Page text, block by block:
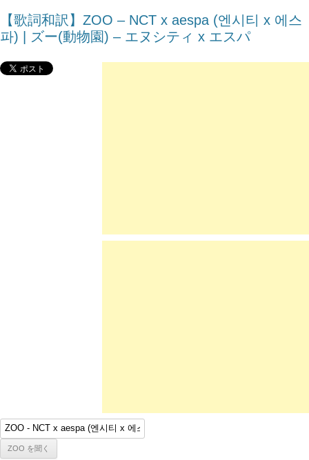
【歌詞和訳】ZOO – ​NCT x aespa (엔시티 x 에스
파) | ズー(動物園) – エヌシティ x エスパ